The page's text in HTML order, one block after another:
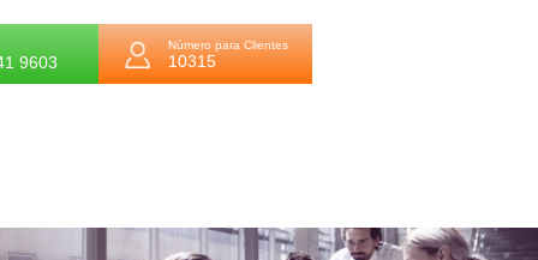
9603
Número para Clientes
10315